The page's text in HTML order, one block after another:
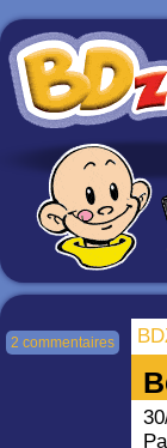
2 commentaires